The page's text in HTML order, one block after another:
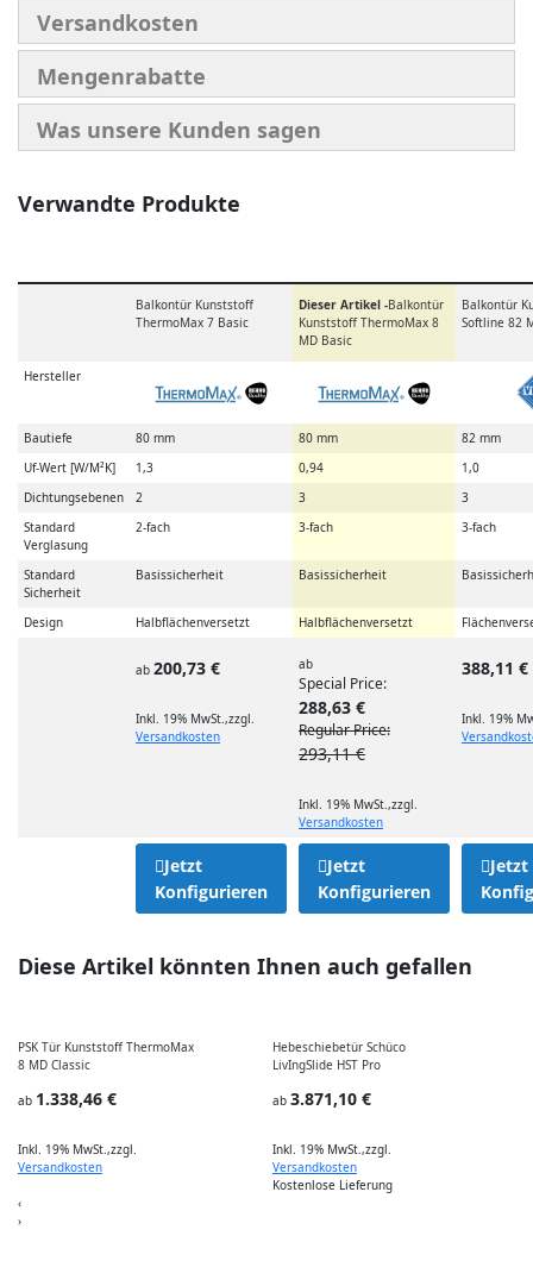
Versandkosten
Mengenrabatte
Was unsere Kunden sagen
Verwandte Produkte
Balkontür Kunststoff
ThermoMax 7 Basic
Dieser Artikel -Balkontür
Kunststoff ThermoMax 8
MD Basic
Balkontür
Softline 82
Hersteller
Bautiefe 80 mm 80 mm
82 mm
Uf-Wert [W/M²K]
1,3 0,94
1,0
Dichtungsebenen
2 3
3
Standard
Verglasung
2-fach 3-fach 3-fach
Standard
Sicherheit
Basissicherheit Basissicherheit
Design Halbflächenversetzt Halbflächenversetzt
ab 200,73 €
Inkl. 19% MwSt. ,zzgl.
Versandkosten
ab
Special Price
288,63 €
Regular Price
293,11 €
Inkl. 19% MwSt. ,zzgl.
Versandkosten
388,11 €
Inkl. 19%
Jetzt
Konfigurieren
Jetzt
Konfigurieren
Jetzt
Diese Artikel könnten Ihnen auch gefallen
PSK Tür Kunststoff ThermoMax
8 MD Classic
ab 1.338,46 €
Inkl. 19% MwSt. ,zzgl.
Versandkosten
Hebeschiebetür Schüco
LivIngSlide HST Pro
ab 3.871,10 €
Inkl. 19% MwSt. ,zzgl.
Versandkosten
Kostenlose Lieferung
‹
›